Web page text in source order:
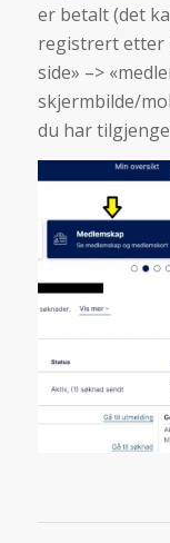
er betalt (det
registrert etter
side» –>
skjermbilde/
du har